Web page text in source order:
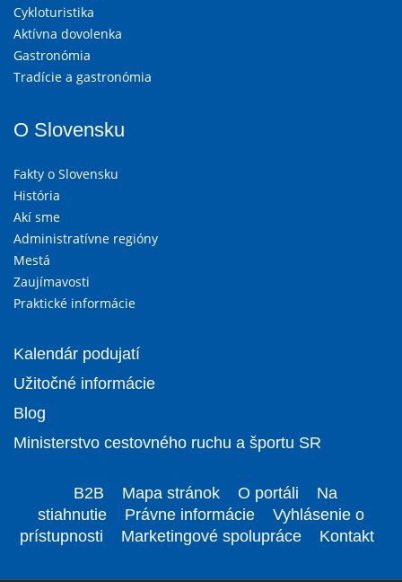
Cykloturistika
Aktívna dovolenka
Gastronómia
Tradície a gastronómia
O Slovensku
Fakty o Slovensku
História
Akí sme
Administratívne regióny
Mestá
Zaujímavosti
Praktické informácie
Kalendár podujatí
Užitočné informácie
Blog
Ministerstvo cestovného ruchu a športu SR
B2B Mapa stránok O portáli
Na
stiahnutie
Právne informácie
Vyhlásenie o
prístupnosti
Marketingové spolupráce Kontakt